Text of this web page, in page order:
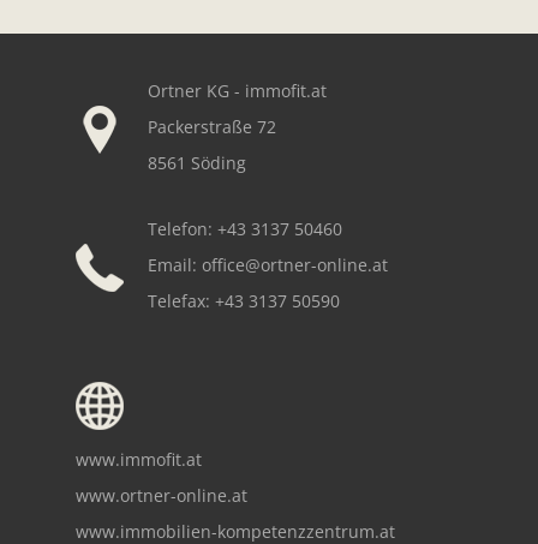
Ortner KG - immofit.at
Packerstraße 72
8561 Söding
Telefon: +43 3137 50460
Email: office@ortner-online.at
Telefax: +43 3137 50590
www.immofit.at
www.ortner-online.at
www.immobilien-kompetenzzentrum.at